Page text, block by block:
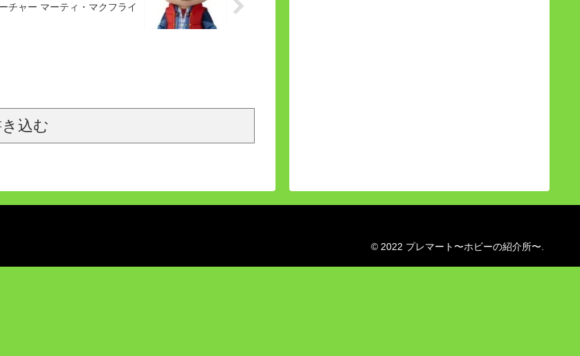
チャー マーティ・マクフライ
込む
© 2022 プレマート〜ホビーの紹介所〜.